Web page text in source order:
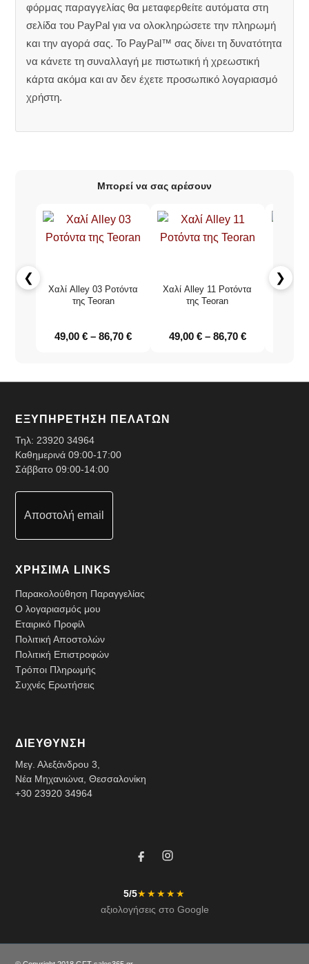
φόρμας παραγγελίας θα μεταφερθείτε αυτόματα στη
σελίδα του PayPal για να ολοκληρώσετε την πληρωμή
και την αγορά σας. Το PayPal™ σας δίνει τη δυνατότητα
να κάνετε τη συναλλαγή με πιστωτική ή χρεωστική
κάρτα ακόμα και αν δεν έχετε προσωπικό λογαριασμό
χρήστη.
Μπορεί να σας αρέσουν
❮
Χαλί Alley 03 Ροτόντα
της Teoran
49,00€ – 86,70€
Χαλί Alley 11 Ροτόντα
της Teoran
49,00 € – 86,70 €
Χαλί
❯
ΕΞΥΠΗΡΕΤΗΣΗ ΠΕΛΑΤΩΝ
Τηλ:23920 34964
Καθημερινά 09:00-17:00
Σάββατο 09:00-14:00
Αποστολή email
ΧΡΗΣΙΜΑ LINKS
Παρακολούθηση Παραγγελίας
Ο λογαριασμός μου
Εταιρικό Προφίλ
Πολιτική Αποστολών
Πολιτική Επιστροφών
Τρόποι Πληρωμής
Συχνές Ερωτήσεις
ΔΙΕΥΘΥΝΣΗ
Μεγ. Αλεξάνδρου 3,
Νέα Μηχανιώνα, Θεσσαλονίκη
+30 23920 34964
5/5★★★★★
αξιολογήσεις στο Google